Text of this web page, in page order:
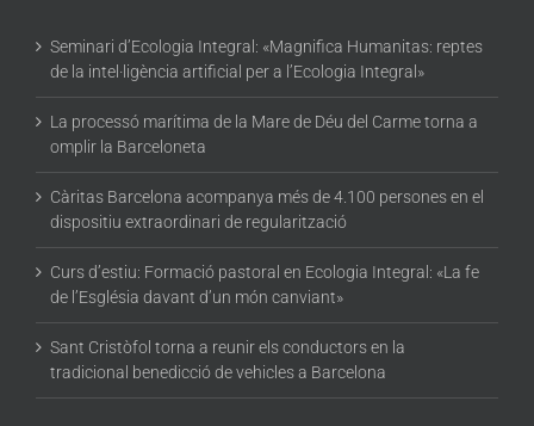
Seminari d’Ecologia Integral: «Magnifica Humanitas: reptes
de la intel·ligència artificial per a l’Ecologia Integral»
La processó marítima de la Mare de Déu del Carme torna a
omplir la Barceloneta
Càritas Barcelona acompanya més de 4.100 persones en el
dispositiu extraordinari de regularització
Curs d’estiu: Formació pastoral en Ecologia Integral: «La fe
de l’Església davant d’un món canviant»
Sant Cristòfol torna a reunir els conductors en la
tradicional benedicció de vehicles a Barcelona